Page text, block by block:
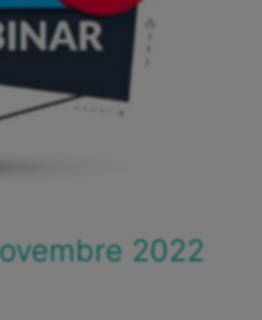
2022